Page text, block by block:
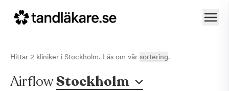
Hittar 2 kliniker i Stockholm. Läs om vår sortering.
AirflowStockholm